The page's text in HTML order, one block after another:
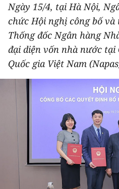
XÃ HỘI
PHÁP LUẬT
DU LỊCH
THẾ GIỚI
GIÁO DỤC
KHOA HỌC - CÔNG NGHỆ
Ngày 15/4, tại Hà Nội,
chức Hội nghị công bố
Thống đốc Ngân hàng
đại diện vốn nhà nước tại
Quốc gia Việt Nam